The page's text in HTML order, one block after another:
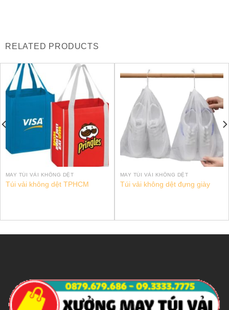
RELATED PRODUCTS
MAY TÚI VẢI KHÔNG DỆT
Túi vải không dệt TPHCM
MAY TÚI VẢI KHÔNG DỆT
Túi vải không dệt đựng giày